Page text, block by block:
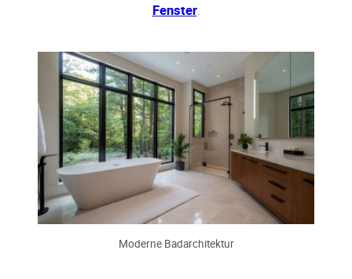
Fenster.
Moderne Badarchitektur